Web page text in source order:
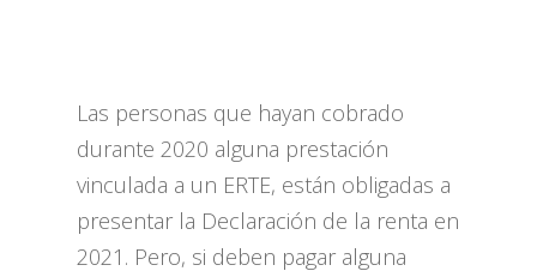
Las personas que hayan cobrado
durante 2020 alguna prestación
vinculada a un ERTE, están obligadas a
presentar la Declaración de la renta en
2021. Pero, si deben pagar alguna